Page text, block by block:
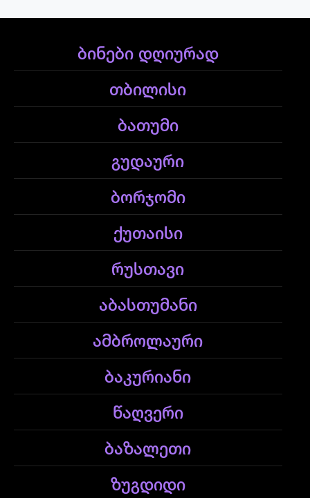
ბინები დღიურად
თბილისი
ბათუმი
გუდაური
ბორჯომი
ქუთაისი
რუსთავი
აბასთუმანი
ამბროლაური
ბაკურიანი
წაღვერი
ბაზალეთი
ზუგდიდი